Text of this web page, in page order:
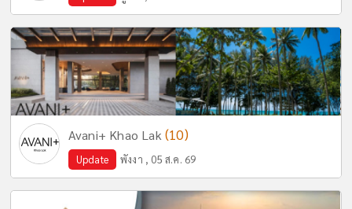
Avani+ Khao Lak (10)
Update พังงา , 05 ส.ค. 69